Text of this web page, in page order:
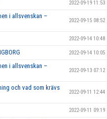
2022-09-19 11:53
i allsvenskan –
2022-09-15 08:52
2022-09-14 10:48
2022-09-14 10:05
i allsvenskan –
2022-09-13 07:12
och vad som krävs
2022-09-11 12:44
2022-09-11 09:19